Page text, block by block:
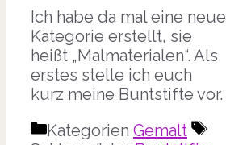
Ich habe da mal eine neue
Kategorie erstellt, sie
heißt „Malmaterialen“. Als
erstes stelle ich euch
kurz meine Buntstifte vor.
Kategorien Gemalt